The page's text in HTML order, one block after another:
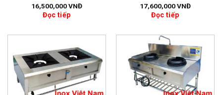
16,500,000VNĐ
Đọc tiếp
17,600,000VNĐ
Đọc tiếp